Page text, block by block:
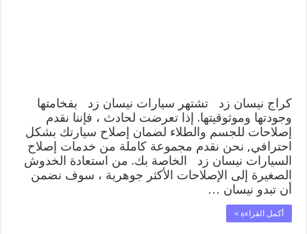
كراج نيسان زد تشتهر سيارات نيسان زد بفخامتها
وجودتها وموثوقيتها. إذا تعرضت لحادث ، فإننا نقدم
إصلاحات للجسم والطلاء لضمان إصلاح سيارتك بشكل
احترافي, نحن نقدم مجموعة كاملة من خدمات إصلاح
السيارات نيسان زد الخاصة بك. من استعادة الخدوش
الصغيرة إلى الإصلاحات الأكثر جوهرية ، سوف نضمن
أن تبدو نيسان …
أكمل القراءة »